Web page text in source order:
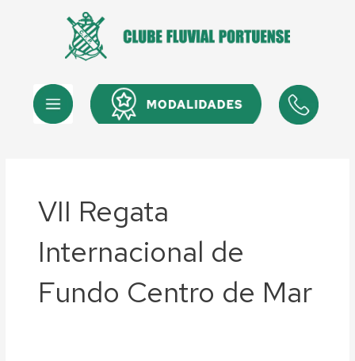
Menu Menu
VII Regata
Internacional de
Fundo Centro de Mar